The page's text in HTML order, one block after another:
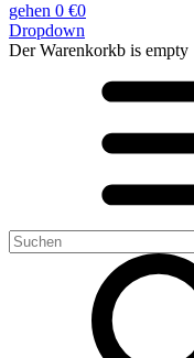
gehen 0 €0
Dropdown
Der Warenkorkb is empty